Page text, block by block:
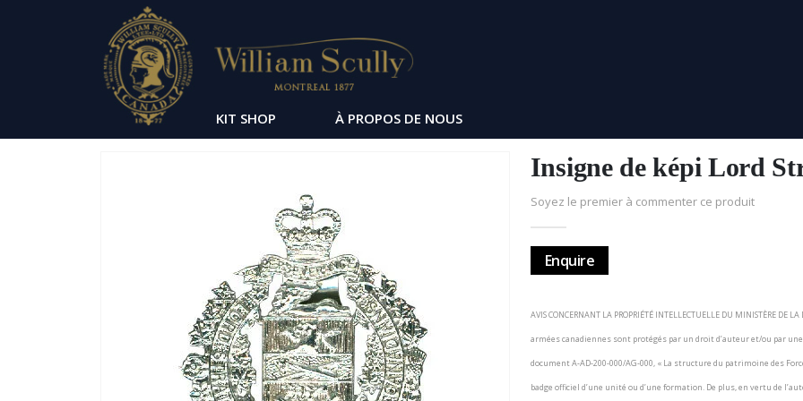
KIT SHOP À PROPOS DE NOUS
Insigne de képi Lord
Soyez le premier à commenter ce produit
Enquire
AVIS CONCERNANT LA PROPRIÉTÉ INTELLECTUELLE DU MINISTÈRE
armées canadiennes sont protégés par un droit d’auteur et/ou par
document A-AD-200-000/AG-000, « La structure du patrimoine des
badge officiel d’une unité ou d’une formation. De plus, en vertu de